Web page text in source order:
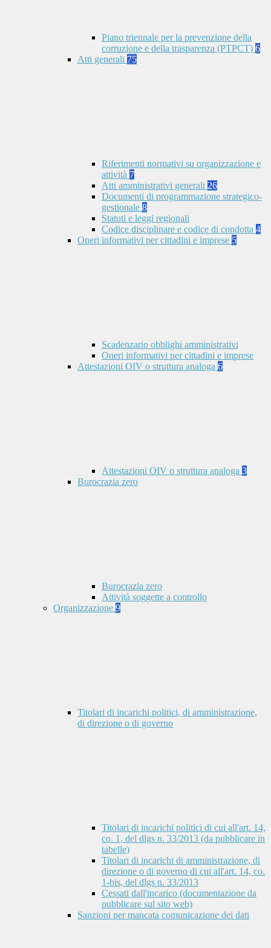
Piano triennale per la prevenzione della
corruzione e della trasparenza (PTPCT) 6
Atti generali 75
Riferimenti normativi su organizzazione e
attività 7
Atti amministrativi generali 26
Documenti di programmazione strategico-
gestionale 8
Statuti e leggi regionali
Codice disciplinare e codice di condotta 4
Oneri informativi per cittadini e imprese 5
Scadenzario obblighi amministrativi
Oneri informativi per cittadini e imprese
Attestazioni OIV o struttura analoga 6
Attestazioni OIV o struttura analoga 3
Burocrazia zero
Burocrazia zero
Attività soggette a controllo
Organizzazione 9
Titolari di incarichi politici, di amministrazione,
di direzione o di governo
Titolari di incarichi politici di cui all'art. 14,
co. 1, del dlgs n. 33/2013 (da pubblicare in
tabelle)
Titolari di incarichi di amministrazione, di
direzione o di governo di cui all'art. 14, co.
1-bis, del dlgs n. 33/2013
Cessati dall'incarico (documentazione da
pubblicare sul sito web)
Sanzioni per mancata comunicazione dei dati